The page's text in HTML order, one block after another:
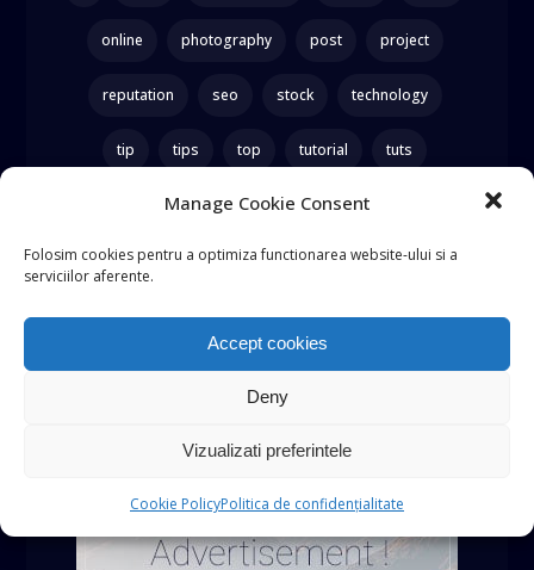
Manage Cookie Consent
Folosim cookies pentru a optimiza functionarea website-ului si a
serviciilor aferente.
Accept cookies
Deny
Vizualizati preferintele
Cookie PolicyPolitica de confidențialitate
online photography post project
reputation seo stock technology
tip tips top tutorial tuts
website wordpress WP
Ads